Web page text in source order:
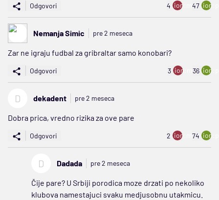
Odgovori 4 ion:minus
47
Nemanja Simic pre 2 meseca
Zar ne igraju fudbal za gribraltar samo konobari?
Odgovori 3 ion:minus
36
D dekadent pre 2 meseca
Dobra prica, vredno rizika za ove pare
Odgovori 2 ion:minus
74
D Dadada pre 2 meseca
Čije pare? U Srbiji porodica moze drzati po nekoliko
klubova namestajuci svaku medjusobnu utakmicu.